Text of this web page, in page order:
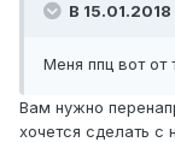
В 15.01.2018
Меня ппц вот от
Вам нужно
хочется сделать с